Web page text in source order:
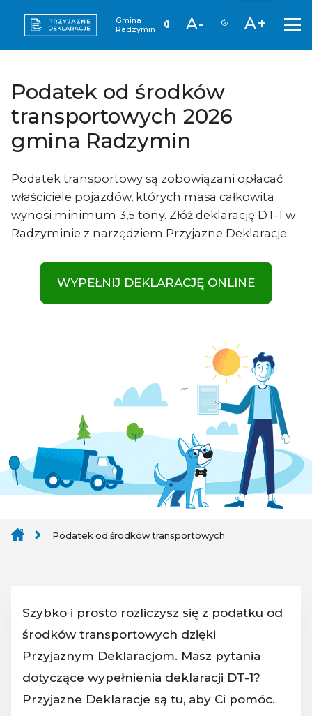
Gmina
Radzymin
A- A+
Podatek od środków
transportowych 2026
gmina Radzymin
Podatek transportowy są zobowiązani opłacać
właściciele pojazdów, których masa całkowita
wynosi minimum 3,5 tony. Złóż deklarację DT-1 w
Radzyminie z narzędziem Przyjazne Deklaracje.
WYPEŁNIJ DEKLARACJĘ ONLINE
Podatek od środków transportowych
Szybko i prosto rozliczysz się z podatku od
środków transportowych dzięki
Przyjaznym Deklaracjom. Masz pytania
dotyczące wypełnienia deklaracji DT-1?
Przyjazne Deklaracje są tu, aby Ci pomóc.